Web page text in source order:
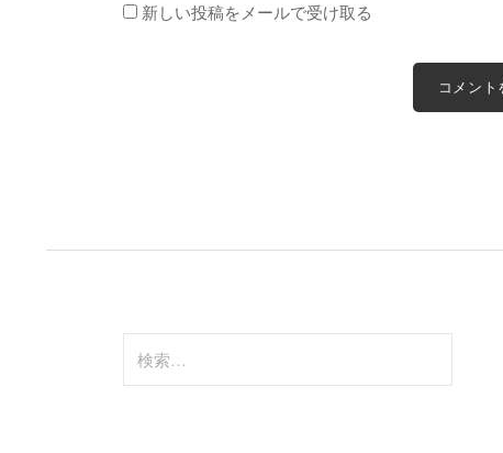
新しい投稿をメールで受け取る
索: